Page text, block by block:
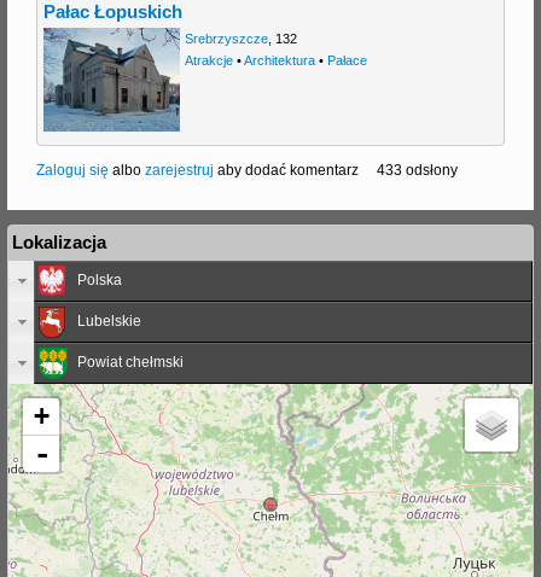
Pałac Łopuskich
Srebrzyszcze, 132
Atrakcje•Architektura• Pałace
Zaloguj się albo zarejestruj aby dodać komentarz 433 odsłony
Lokalizacja
Polska
Lubelskie
Powiat chełmski
+
-